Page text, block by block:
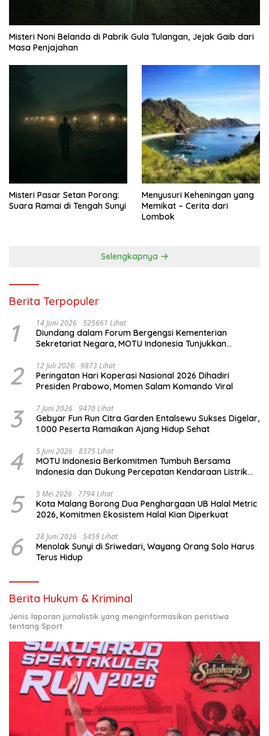
Misteri Noni Belanda di Pabrik Gula Tulangan, Jejak Gaib dari
Masa Penjajahan
Misteri Pasar Setan Porong:
Suara Ramai di Tengah Sunyi
Menyusuri Keheningan yang
Memikat – Cerita dari
Lombok
Selengkapnya
Berita Terpopuler
1 14 Juni 2026 525661 Lihat
Diundang dalam Forum Bergengsi Kementerian
Sekretariat Negara, MOTU Indonesia Tunjukkan
2 12 Juli 2026 9873 Lihat
Peringatan Hari Koperasi Nasional 2026 Dihadiri
Presiden Prabowo, Momen Salam Komando Viral
3 7 Juni 2026 9470 Lihat
Gebyar Fun Run Citra Garden Entalsewu Sukses Digelar,
1.000 Peserta Ramaikan Ajang Hidup Sehat
4 5 Juni 2026 8375 Lihat
MOTU Indonesia Berkomitmen Tumbuh Bersama
Indonesia dan Dukung Percepatan Kendaraan Listrik
5 5 Mei 2026 7794 Lihat
Kota Malang Borong Dua Penghargaan UB Halal Metric
2026, Komitmen Ekosistem Halal Kian Diperkuat
6 28 Juni 2026 5459 Lihat
Menolak Sunyi di Sriwedari, Wayang Orang Solo Harus
Terus Hidup
Berita Hukum & Kriminal
Jenis laporan jurnalistik yang menginformasikan peristiwa
tentang Sport